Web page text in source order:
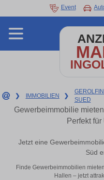
Event
❯ IMMOBILIEN ❯
SUED
Gewerbeimmobilie
Perfekt
Jetzt eine
Süd
Finde Gewerbeimmobilien
Hallen – jetzt